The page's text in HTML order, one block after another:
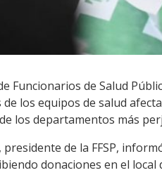
Funcionarios de Salud
los equipos de salud
los departamentos más
de la FFSP,
donaciones en el local